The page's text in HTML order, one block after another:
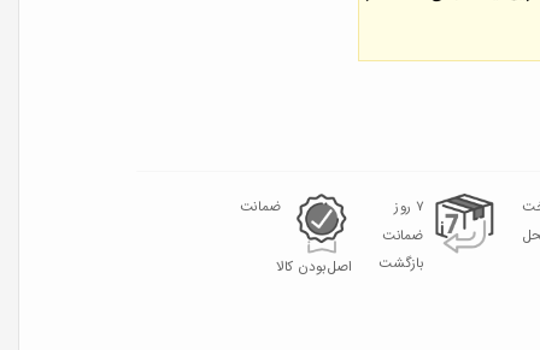
۷ روز
ضمانت
بازگشت
ضمانت
اصل‌بودن کالا